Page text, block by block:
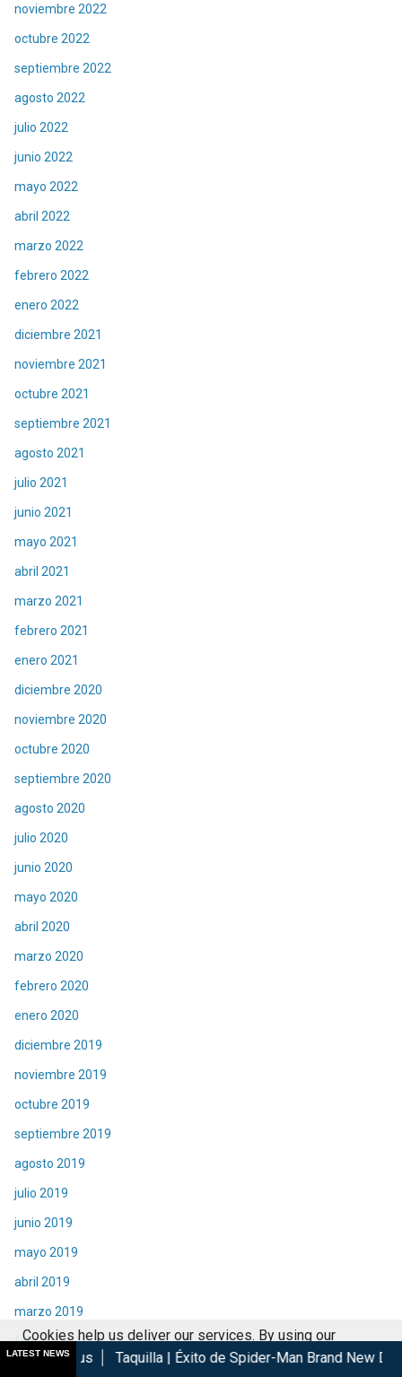
noviembre 2022
octubre 2022
septiembre 2022
agosto 2022
julio 2022
junio 2022
mayo 2022
abril 2022
marzo 2022
febrero 2022
enero 2022
diciembre 2021
noviembre 2021
octubre 2021
septiembre 2021
agosto 2021
julio 2021
junio 2021
mayo 2021
abril 2021
marzo 2021
febrero 2021
enero 2021
diciembre 2020
noviembre 2020
octubre 2020
septiembre 2020
agosto 2020
julio 2020
junio 2020
mayo 2020
abril 2020
marzo 2020
febrero 2020
enero 2020
diciembre 2019
noviembre 2019
octubre 2019
septiembre 2019
agosto 2019
julio 2019
junio 2019
mayo 2019
abril 2019
marzo 2019
febrero 2019
LATEST NEWS
Taquilla | Éxito de Spider-Man Brand New Day en cines Las
Cookies help us deliver our services. By using our
services, you agree to our use of cookies.
Got it